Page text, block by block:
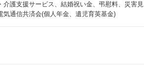
護支援サービス、結婚祝い金、弔慰料、災害見
通信共済会(個人年金、遺児育英基金)